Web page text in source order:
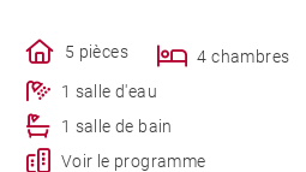
5 pièces
4 chambres
1 salle d'eau
1 salle de bain
Voir le programme